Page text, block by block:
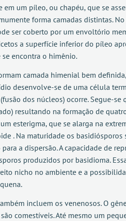
um píleo, ou chapéu, que se
forma camadas distintas.
ser coberto por um envoltório
a superfície inferior do píleo
encontra o himênio.
camada himenial bem
desenvolve-se de uma célula
dos núcleos) ocorre. Segue-
resultando na formação de
esterigma, que se alarga na
. Na maturidade os
a dispersão. A capacidade de
produzidos por basidioma.
nicho no ambiente e a
incluem os venenosos. O
comestíveis. Até mesmo um